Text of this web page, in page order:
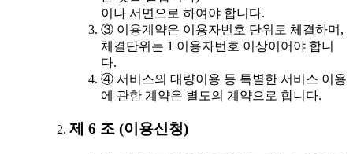
이나 서면으로 하여야 합니다.
③ 이용계약은 이용자번호 단위로 체결하며,
체결단위는 1 이용자번호 이상이어야 합니
다.
④ 서비스의 대량이용 등 특별한 서비스 이용
에 관한 계약은 별도의 계약으로 합니다.
제 6 조 (이용신청)